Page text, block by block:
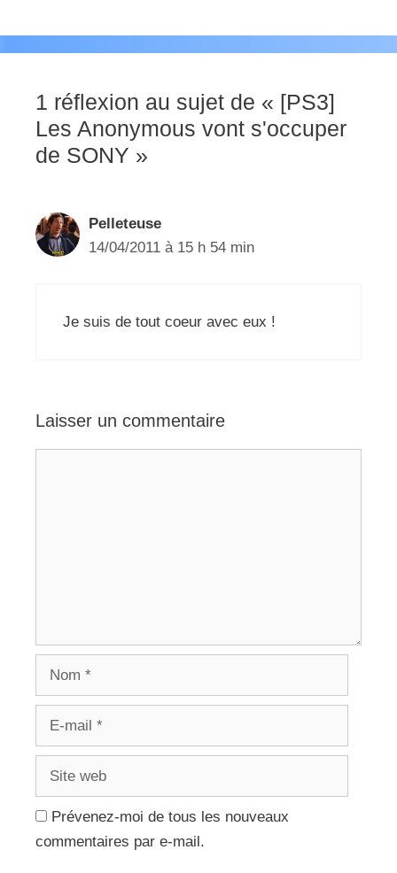
1 réflexion au sujet de « [PS3]
Les Anonymous vont s'occuper
de SONY »
Pelleteuse
14/04/2011 à 15 h 54 min
Je suis de tout coeur avec eux !
Laisser un commentaire
Prévenez-moi de tous les nouveaux
commentaires par e-mail.